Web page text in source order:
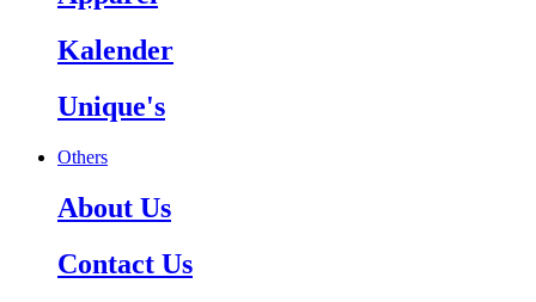
Kalender
Unique's
Others
About Us
Contact Us